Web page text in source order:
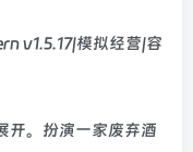
开。扮演一家废弃酒